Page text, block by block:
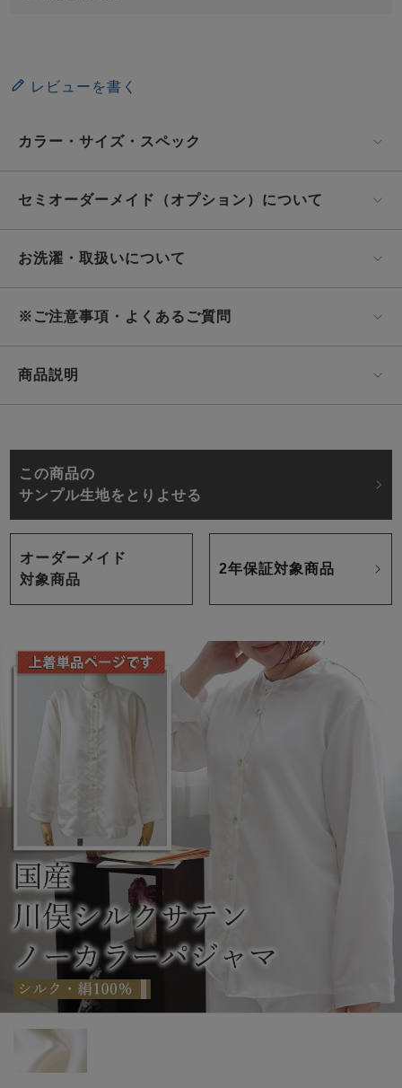
レビューを書く
カラー・サイズ・スペック
セミオーダーメイド（オプション）について
お洗濯・取扱いについて
※ご注意事項・よくあるご質問
商品説明
この商品の
サンプル生地をとりよせる
オーダーメイド
対象商品
2年保証対象商品